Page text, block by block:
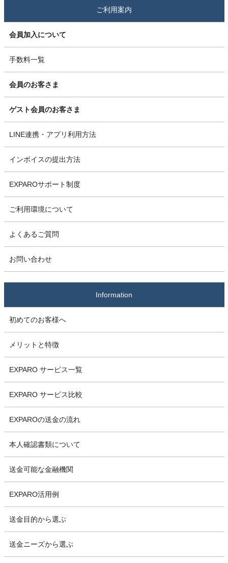
ご利用案内
会員加入について
手数料一覧
会員のお客さま
ゲスト会員のお客さま
LINE連携・アプリ利用方法
インボイスの提出方法
EXPAROサポート制度
ご利用環境について
よくあるご質問
お問い合わせ
Information
初めてのお客様へ
メリットと特徴
EXPARO サービス一覧
EXPARO サービス比較
EXPAROの送金の流れ
本人確認書類について
送金可能な金融機関
EXPARO活用例
送金目的から選ぶ
送金ニーズから選ぶ